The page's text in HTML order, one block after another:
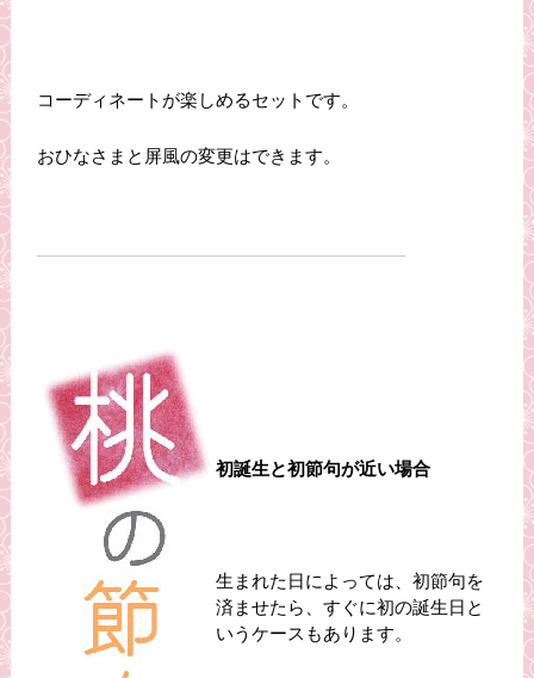
コーディネートが楽しめるセットです。
おひなさまと屏風の変更はできます。
初誕生と初節句が近い場合
生まれた日によっては、初節句を
済ませたら、すぐに初の誕生日と
いうケースもあります。